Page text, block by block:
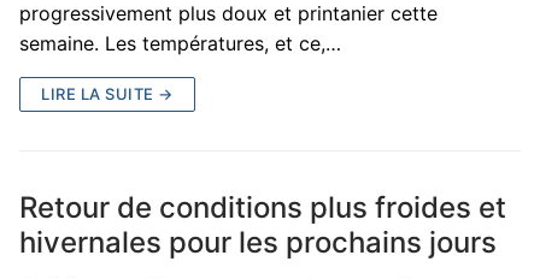
progressivement plus doux et printanier cette
semaine. Les températures, et ce,…
LIRE LA SUITE →
Retour de conditions plus froides et
hivernales pour les prochains jours